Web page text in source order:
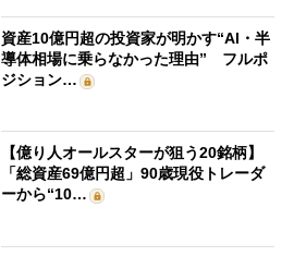
資産10億円超の投資家が明かす“AI・半
導体相場に乗らなかった理由” フルポ
ジション…
【億り人オールスターが狙う20銘柄】
「総資産69億円超」90歳現役トレーダ
ーから“10…